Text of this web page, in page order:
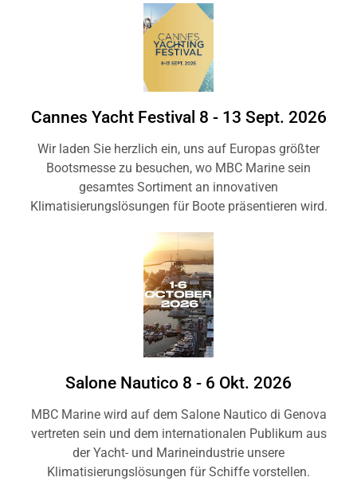
Cannes Yacht Festival 8 - 13 Sept. 2026
Wir laden Sie herzlich ein, uns auf Europas größter
Bootsmesse zu besuchen, wo MBC Marine sein
gesamtes Sortiment an innovativen
Klimatisierungslösungen für Boote präsentieren wird.
Salone Nautico 8 - 6 Okt. 2026
MBC Marine wird auf dem Salone Nautico di Genova
vertreten sein und dem internationalen Publikum aus
der Yacht- und Marineindustrie unsere
Klimatisierungslösungen für Schiffe vorstellen.